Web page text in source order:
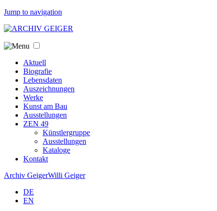
Jump to navigation
Aktuell
Biografie
Lebensdaten
Auszeichnungen
Werke
Kunst am Bau
Ausstellungen
ZEN 49
Künstlergruppe
Ausstellungen
Kataloge
Kontakt
Archiv GeigerWilli Geiger
DE
EN